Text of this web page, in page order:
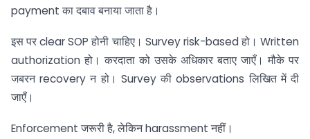
payment का दबाव बनाया जाता है।
इस पर clear SOP होनी चाहिए। Survey risk-based हो। Written
authorization हो। करदाता को उसके अधिकार बताए जाएँ। मौके पर
जबरन recovery न हो। Survey की observations लिखित में दी
जाएँ।
Enforcement जरूरी है, लेकिन harassment नहीं।